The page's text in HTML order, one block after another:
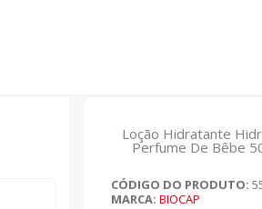
Loção Hidratante
Perfume De Bêbe
CÓDIGO DO PRODUTO:
MARCA: BIOCAP